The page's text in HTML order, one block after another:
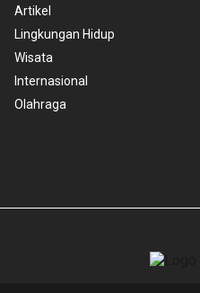
Artikel
Lingkungan Hidup
Wisata
Internasional
Olahraga